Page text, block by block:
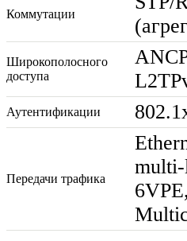
Коммутации
Широкополосного
доступа
Аутентификации
Передачи трафика